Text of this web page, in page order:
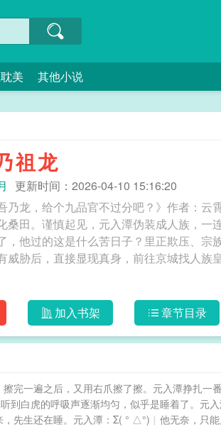
美 其他小说
祖龙
更新时间：2026-04-10 15:16:20
乃龙，给个九品官不过分吧？》作者：云
桑田。谨慎起见，元入潭伪装成人族，一
，他过的这是什么苦日子？里正欺压、
威胁后，直接显现真身，前往京城找人族
加入书架 章节目录
完一遍之后，又用右爪擦了擦。元入潭挣扎一
到白虎的呼吸声逐渐均匀，似乎是睡着了。元
先生还在睡。元入潭：Σ( ° △°)︴他无奈，只